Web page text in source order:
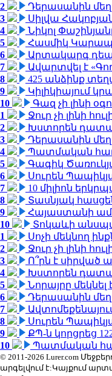
2
Դերասանին
3
Սիլվա
4
Նիկոլ
5
Հասմիկ
6
Արտակարգ
7
Ավարտվել է
8
425 անձինք
9
Կիլիկիայում
10
Գազ չի լինի
1
Ջուր չի լինի
2
Խստորեն
3
Դերասանին
4
Պատմական
5
Գագիկ
6
Սուրեն
7
10 միլիոն
8
Տասնյակ
9
Հայաստանի
10
Տոկաևի
1
Սոչի մեկնող
2
Ջուր չի լինի
3
Ո՞րն է
4
Խստորեն
5
Նորայրը
6
Դերասանին
7
8
Սուրեն
9
ՔՊ-ն կորցրեց
10
Պատմական
© 2011-2026 Lurer.com
արգելվում է:Կայքում